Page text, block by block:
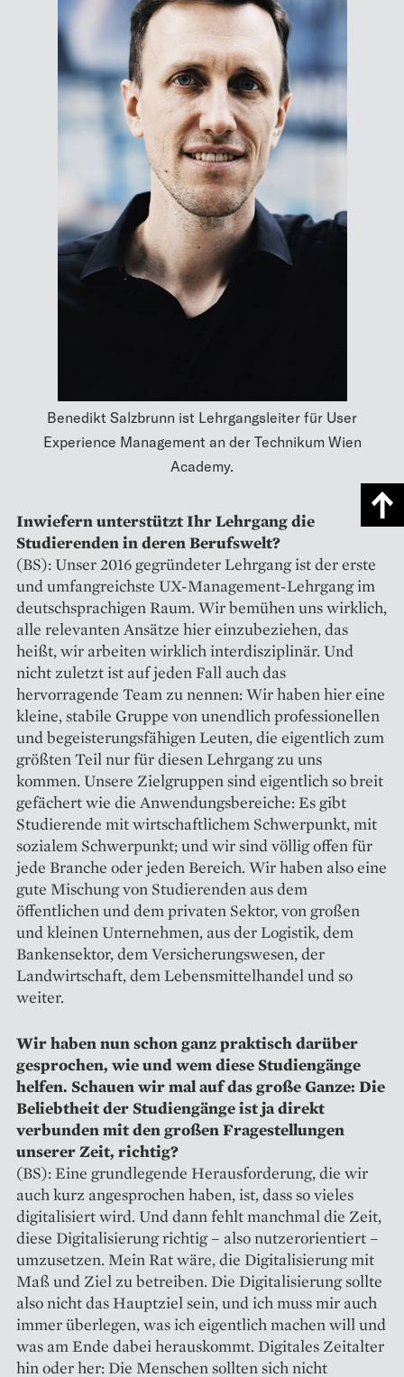
Benedikt Salzbrunn ist Lehr­gangsleiter für User
Experience Management an der Technikum Wien
Academy.
Inwiefern unterstützt Ihr Lehrgang die
Studierenden in deren Berufswelt?
(BS): Unser 2016 gegründeter Lehrgang ist der erste
und umfangreichste UX-Management-Lehrgang im
deutschsprachigen Raum. Wir bemühen uns wirklich,
alle relevanten Ansätze hier einzubeziehen, das
heißt, wir arbeiten wirklich interdisziplinär. Und
nicht zuletzt ist auf jeden Fall auch das
hervorragende Team zu nennen: Wir haben hier eine
kleine, stabile Gruppe von unendlich professionellen
und begeisterungsfähigen Leuten, die eigentlich zum
größten Teil nur für diesen Lehrgang zu uns
kommen. Unsere Zielgruppen sind eigentlich so breit
gefächert wie die Anwendungsbereiche: Es gibt
Studierende mit wirtschaftlichem Schwerpunkt, mit
sozialem Schwerpunkt; und wir sind völlig offen für
jede Branche oder jeden Bereich. Wir haben also eine
gute Mischung von Studierenden aus dem
öffentlichen und dem privaten Sektor, von großen
und kleinen Unternehmen, aus der Logistik, dem
Bankensektor, dem Versicherungs­wesen, der
Landwirtschaft, dem Lebensmittelhandel und so
weiter.
Wir haben nun schon ganz praktisch darüber
gesprochen, wie und wem diese Studiengänge
helfen. Schauen wir mal auf das große Ganze: Die
Beliebtheit der Studiengänge ist ja direkt
verbunden mit den großen Fragestellungen
unserer Zeit, richtig?
(BS): Eine grundlegende Herausforderung, die wir
auch kurz angesprochen haben, ist, dass so vieles
digitalisiert wird. Und dann fehlt manchmal die Zeit,
diese Digitalisierung richtig – also nutzerorientiert –
umzusetzen. Mein Rat wäre, die Digitalisierung mit
Maß und Ziel zu betreiben. Die Digitalisierung sollte
also nicht das Hauptziel sein, und ich muss mir auch
immer überlegen, was ich eigentlich machen will und
was am Ende dabei herauskommt. Digitales Zeitalter
hin oder her: Die Menschen sollten sich nicht